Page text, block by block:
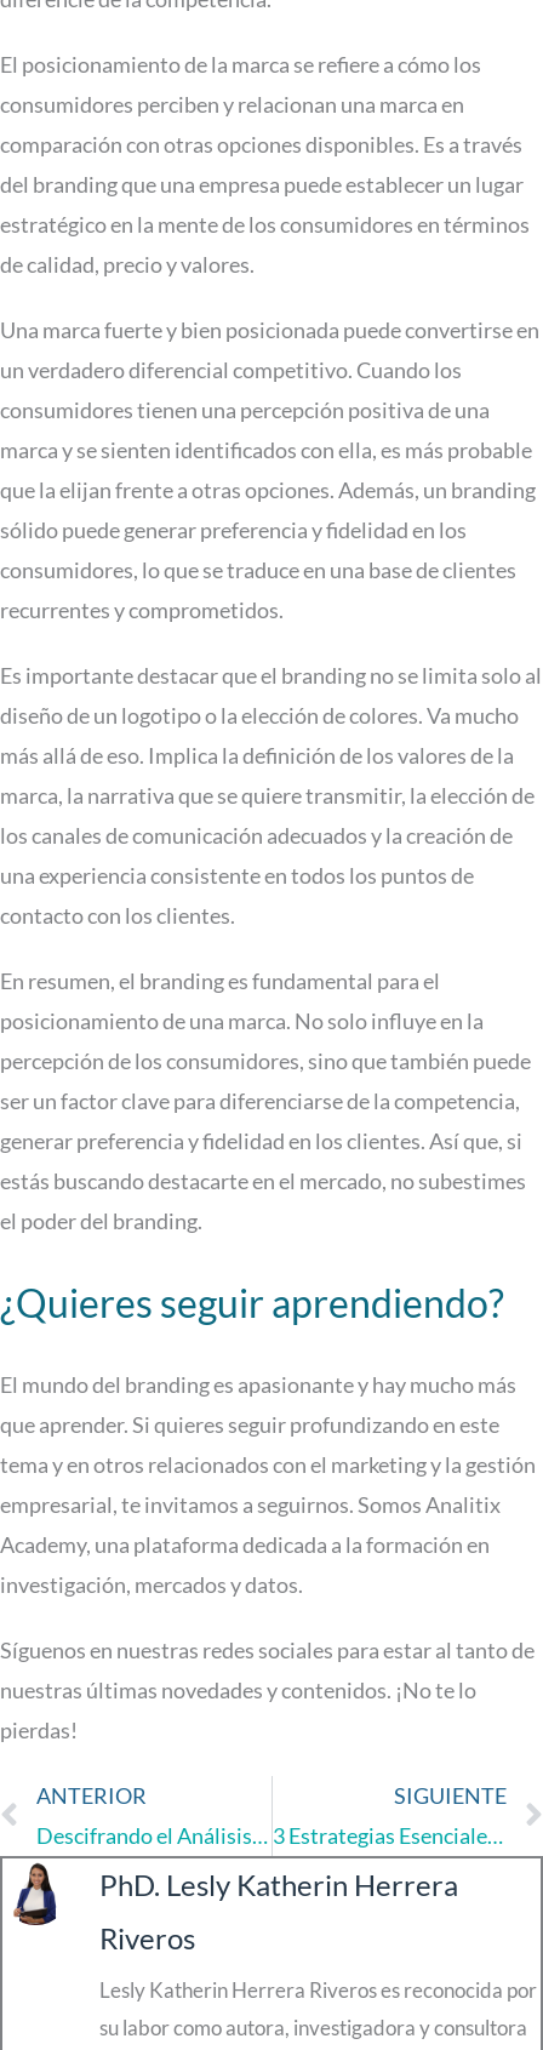
El posicionamiento de la marca se refiere a cómo los
consumidores perciben y relacionan una marca en
comparación con otras opciones disponibles. Es a través
del branding que una empresa puede establecer un lugar
estratégico en la mente de los consumidores en términos
de calidad, precio y valores.
Una marca fuerte y bien posicionada puede convertirse en
un verdadero diferencial competitivo. Cuando los
consumidores tienen una percepción positiva de una
marca y se sienten identificados con ella, es más probable
que la elijan frente a otras opciones. Además, un branding
sólido puede generar preferencia y fidelidad en los
consumidores, lo que se traduce en una base de clientes
recurrentes y comprometidos.
Es importante destacar que el branding no se limita solo al
diseño de un logotipo o la elección de colores. Va mucho
más allá de eso. Implica la definición de los valores de la
marca, la narrativa que se quiere transmitir, la elección de
los canales de comunicación adecuados y la creación de
una experiencia consistente en todos los puntos de
contacto con los clientes.
En resumen, el branding es fundamental para el
posicionamiento de una marca. No solo influye en la
percepción de los consumidores, sino que también puede
ser un factor clave para diferenciarse de la competencia,
generar preferencia y fidelidad en los clientes. Así que, si
estás buscando destacarte en el mercado, no subestimes
el poder del branding.
¿Quieres seguir aprendiendo?
El mundo del branding es apasionante y hay mucho más
que aprender. Si quieres seguir profundizando en este
tema y en otros relacionados con el marketing y la gestión
empresarial, te invitamos a seguirnos. Somos Analitix
Academy, una plataforma dedicada a la formación en
investigación, mercados y datos.
Síguenos en nuestras redes sociales para estar al tanto de
nuestras últimas novedades y contenidos. ¡No te lo
pierdas!
Ant
ANTERIOR
Descifrando el Análisis de Datos Descriptivo: Tu Guía para Entender los Datos
SIGUIENTE
3 Estrategias Esenciales para un Estudio de Mercado Efectivo
PhD. Lesly Katherin Herrera
Riveros
Lesly Katherin Herrera Riveros es reconocida por
su labor como autora, investigadora y consultora